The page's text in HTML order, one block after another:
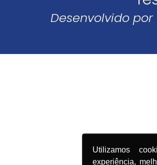
Utilizamos
experiência,
Desenvolvido por